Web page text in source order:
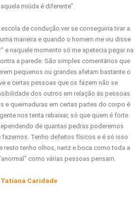
aquela miúda é diferente”.
de condução ver se conseguiria tirar a
maneira e quando o homem me viu disse
e naquele momento só me apetecia pegar na
a parede. São simples comentários que
pequenos ou grandes afetam bastante o
e certas pessoas que os fazem não se
dos outros em relação às pessoas
e queimaduras em certas partes do corpo é
nos tenta rebaixar, só que quem é forte
de quantas pedras poderemos
fazemos. Tenho defeitos físicos e é só isso
resto tenho olhos, nariz e boca como toda a
como várias pessoas pensam.
Tatiana Caridade